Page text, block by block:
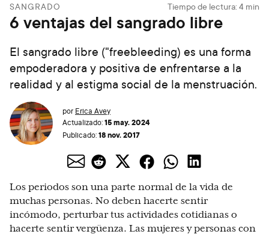
SANGRADO Tiempo de lectura: 4 min
6 ventajas del sangrado libre
El sangrado libre ("freebleeding) es una forma
empoderadora y positiva de enfrentarse a la
realidad y al estigma social de la menstruación.
por Erica Avey
Actualizado:15 may. 2024
Publicado:18 nov. 2017
Los periodos son una parte normal de la vida de
muchas personas. No deben hacerte sentir
incómodo, perturbar tus actividades cotidianas o
hacerte sentir vergüenza. Las mujeres y personas con